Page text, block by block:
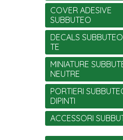
COVER ADESIVE
SUBBUTEO
DECALS
TE
MINIATURE
NEUTRE
PORTIERI
DIPINTI
ACCESSORI